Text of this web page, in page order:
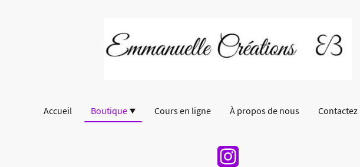
Accueil Boutique Cours en ligne À propos de nous